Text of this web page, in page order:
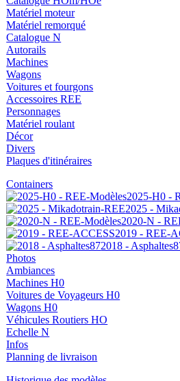
Matériel moteur
Matériel remorqué
Catalogue N
Autorails
Machines
Wagons
Voitures et fourgons
Accessoires REE
Personnages
Matériel roulant
Décor
Divers
Plaques d'itinéraires
Containers
2025-H0 -
2025 -
2020-N -
2019 - REE-
2018 -
Photos
Ambiances
Machines H0
Voitures de Voyageurs H0
Wagons H0
Véhicules Routiers HO
Echelle N
Infos
Planning de livraison